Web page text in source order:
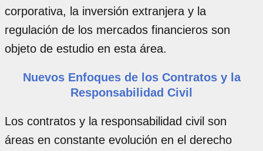
corporativa, la inversión extranjera y la
regulación de los mercados financieros son
objeto de estudio en esta área.
Nuevos Enfoques de los Contratos y la
Responsabilidad Civil
Los contratos y la responsabilidad civil son
áreas en constante evolución en el derecho